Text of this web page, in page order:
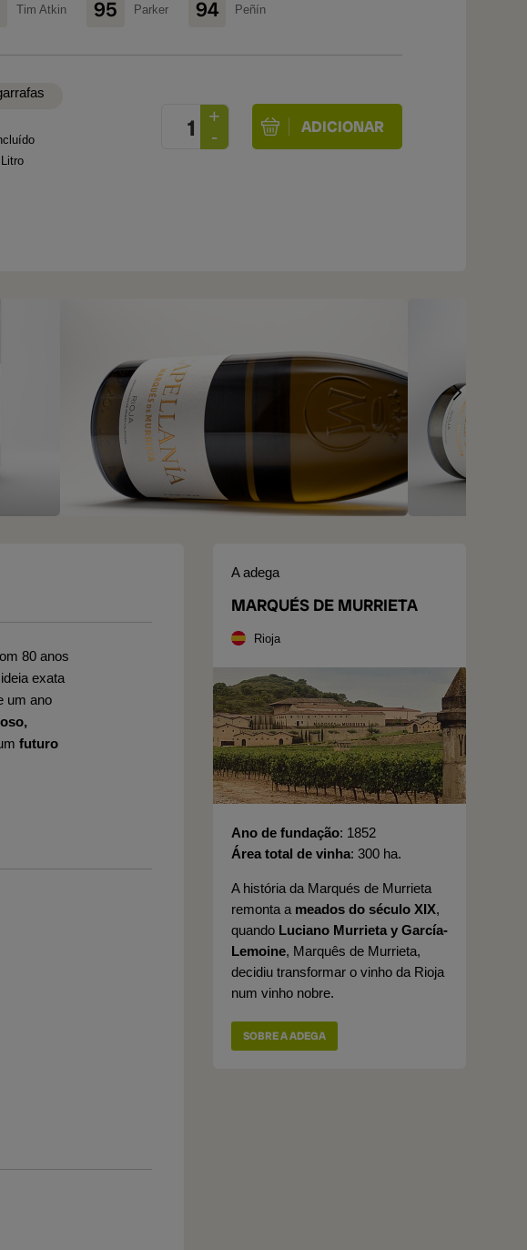
Tim Atkin 95 Parker 94 Peñín
80 anos
exata
um ano
futuro
A adega
MARQUÉS DE MURRIETA
Rioja
Ano de fundação 1852
Área total de vinha 300 ha.
A história da Marqués de Murrieta
remonta a meados do século XIX,
quando Luciano Murrieta y García-
Lemoine, Marquês de Murrieta,
decidiu transformar o vinho da Rioja
num vinho nobre.
SOBRE A ADEGA